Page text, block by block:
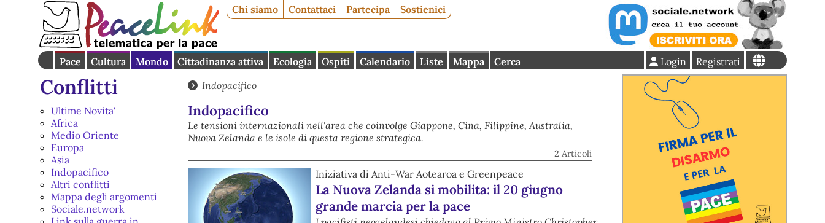
Chi siamo Contattaci Partecipa Sostienici
Pace Cultura Mondo Cittadinanza attiva Ecologia Ospiti Calendario Liste Mappa Cerca Registrati
Login
Conflitti
Ultime Novita'
Africa
Medio Oriente
Europa
Asia
Indopacifico
Altri conflitti
Mappa degli argomenti
Sociale.network
Indopacifico
Indopacifico
Le tensioni internazionali nell'area che coinvolge Giappone, Cina, Filippine, Australia,
Nuova Zelanda e le isole di questa regione strategica.
2 Articoli
Iniziativa di Anti-War Aotearoa e Greenpeace
La Nuova Zelanda si mobilita: il 20 giugno
grande marcia per la pace